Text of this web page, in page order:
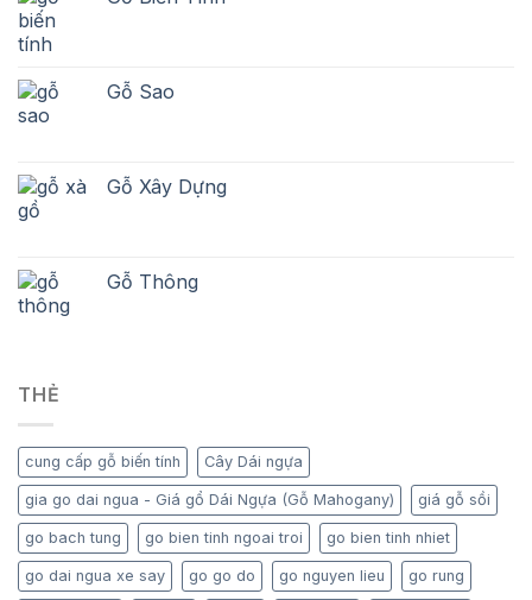
Gỗ Sao
Gỗ Xây Dựng
Gỗ Thông
THẺ
cung cấp gỗ biến tính Cây Dái ngựa
gia go dai ngua - Giá gổ Dái Ngựa (Gỗ Mahogany) giá gỗ sồi
go bach tung go bien tinh ngoai troi go bien tinh nhiet
go dai ngua xe say go go do go nguyen lieu go rung